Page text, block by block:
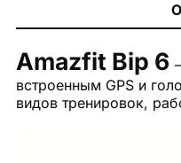
Amazfit Bip 6
встроенным GPS и
видов тренировок,